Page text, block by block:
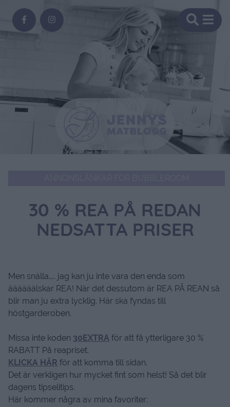
30 % REA PÅ REDAN
NEDSATTA PRISER
Men snälla….. jag kan ju inte vara den enda som
äääääälskar REA! När det dessutom är REA PÅ REAN så
blir man ju extra lycklig. Här ska fyndas till
höstgarderoben.
Missa inte koden 30EXTRA för att få ytterligare 30 %
RABATT På reapriset.
KLICKA HÄR för att komma till sidan.
Det är verkligen hur mycket fint som helst! Så det blir
dagens tipselitips.
Här kommer några av mina favoriter: